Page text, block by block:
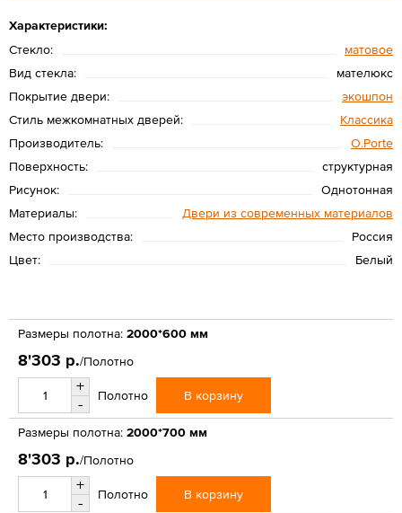
Характеристики:
Стекло:
матовое
Вид стекла:
мателюкс
Покрытие двери:
экошпон
Стиль межкомнатных дверей:
Классика
Производитель:
O.Porte
Поверхность:
структурная
Рисунок:
Однотонная
Материалы:
Двери из современных материалов
Место производства:
Россия
Цвет:
Белый
Размеры полотна: 2000*600 мм
8'303 р./Полотно
+
-
Полотно В корзину
Размеры полотна: 2000*700 мм
8'303 р./Полотно
+
-
Полотно В корзину